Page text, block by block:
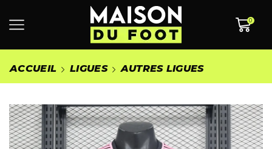
0
ACCUEIL LIGUES AUTRES LIGUES